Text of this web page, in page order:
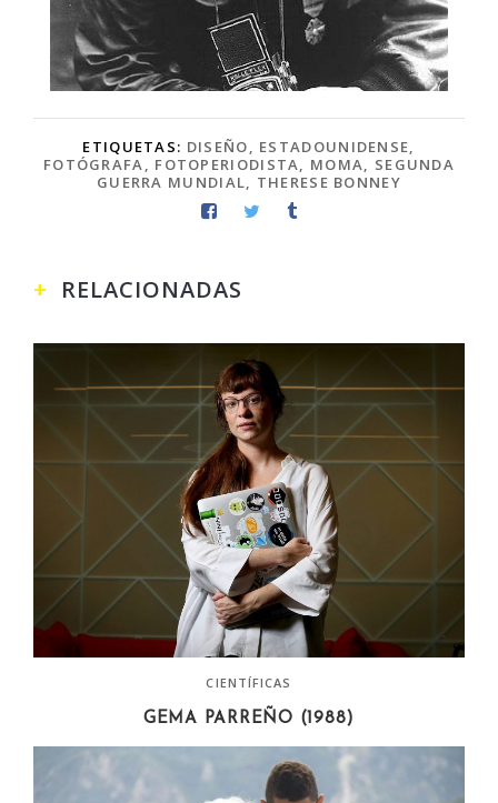
ETIQUETAS: DISEÑO, ESTADOUNIDENSE,
FOTÓGRAFA, FOTOPERIODISTA, MOMA, SEGUNDA
GUERRA MUNDIAL, THERESE BONNEY
RELACIONADAS
CIENTÍFICAS
GEMA PARREÑO (1988)